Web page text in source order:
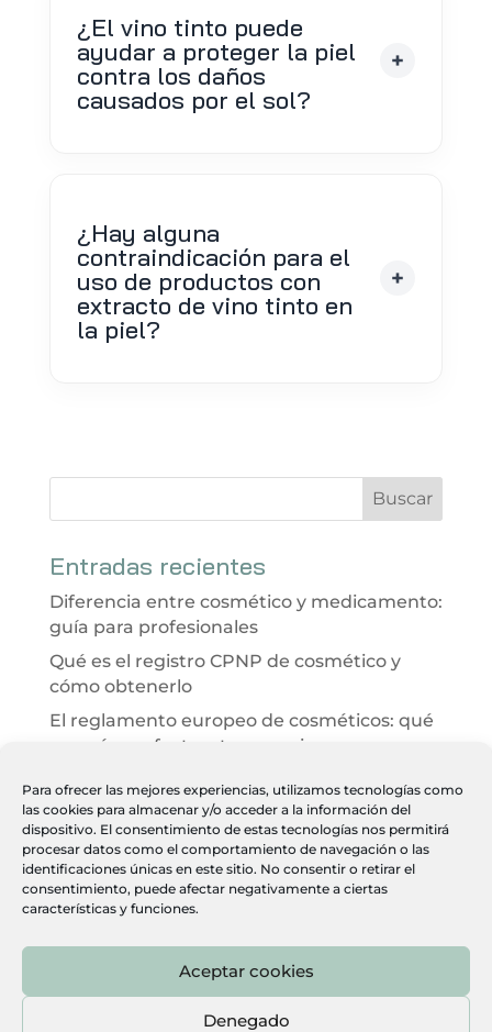
Para ofrecer las mejores experiencias, utilizamos tecnologías como
las cookies para almacenar y/o acceder a la información del
dispositivo. El consentimiento de estas tecnologías nos permitirá
procesar datos como el comportamiento de navegación o las
identificaciones únicas en este sitio. No consentir o retirar el
consentimiento, puede afectar negativamente a ciertas
características y funciones.
Aceptar cookies
Denegado
¿El vino tinto puede
ayudar a proteger la piel
contra los daños
causados por el sol?
¿Hay alguna
contraindicación para el
uso de productos con
extracto de vino tinto en
la piel?
Entradas recientes
Diferencia entre cosmético y medicamento:
guía para profesionales
Qué es el registro CPNP de cosmético y
cómo obtenerlo
El reglamento europeo de cosméticos: qué
es y cómo afecta a tu negocio
Evaluación de seguridad cosmética 2026:
qué es y cómo ayuda a tu clínica
Desarrollo integral de productos
cosméticos paso a paso
Heber Farma, S.L. · C. Gamonal, 5, planta 3, Nave 1, Villa de
Vallecas, 28031 Madrid ·915 046 949